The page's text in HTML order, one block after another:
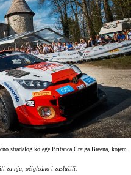
stradalog kolege Britanca Craiga Breena, kojem
za nju, očigledno i zaslužili.